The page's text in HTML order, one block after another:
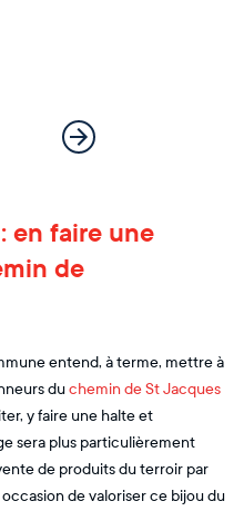
en faire une
de
entend, à terme, mettre à
duchemin de St Jacques
y faire une halte et
sera plus particulièrement
de produits du terroir par
de valoriser ce bijou du